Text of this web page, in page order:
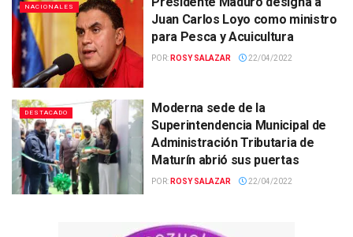
NACIONALES
Juan Carlos Loyo como ministro
para Pesca y Acuicultura
POR: ROSY SALAZAR 22/04/2022
DESTACADO
Moderna sede de la
Superintendencia Municipal de
Administración Tributaria de
Maturín abrió sus puertas
POR: ROSY SALAZAR 22/04/2022